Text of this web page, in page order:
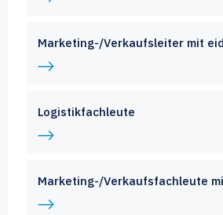
Marketing-/Verkaufsleiter mit
Logistikfachleute
Marketing-/Verkaufsfachleute